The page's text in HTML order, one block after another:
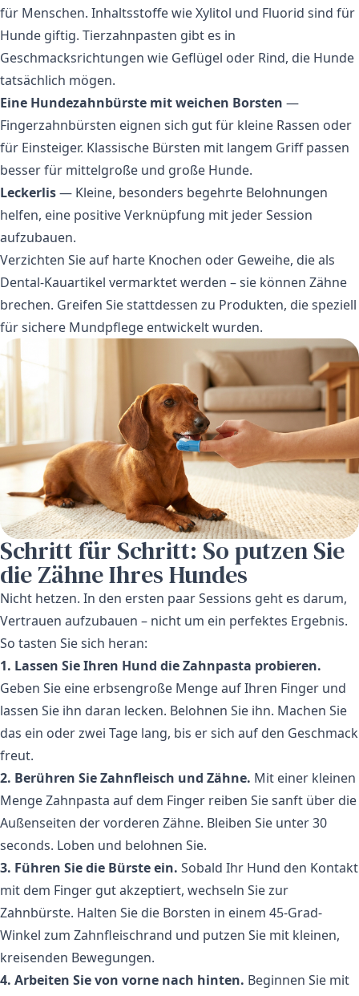
für Menschen. Inhaltsstoffe wie Xylitol und Fluorid sind für
Hunde giftig. Tierzahnpasten gibt es in
Geschmacksrichtungen wie Geflügel oder Rind, die Hunde
tatsächlich mögen.
Eine Hundezahnbürste mit weichen Borsten —
Fingerzahnbürsten eignen sich gut für kleine Rassen oder
für Einsteiger. Klassische Bürsten mit langem Griff passen
besser für mittelgroße und große Hunde.
Leckerlis— Kleine, besonders begehrte Belohnungen
helfen, eine positive Verknüpfung mit jeder Session
aufzubauen.
Verzichten Sie auf harte Knochen oder Geweihe, die als
Dental-Kauartikel vermarktet werden – sie können Zähne
brechen. Greifen Sie stattdessen zu Produkten, die speziell
für sichere Mundpflege entwickelt wurden.
Schritt für Schritt: So putzen Sie
die Zähne Ihres Hundes
Nicht hetzen. In den ersten paar Sessions geht es darum,
Vertrauen aufzubauen – nicht um ein perfektes Ergebnis.
So tasten Sie sich heran:
1. Lassen Sie Ihren Hund die Zahnpasta probieren.
Geben Sie eine erbsengroße Menge auf Ihren Finger und
lassen Sie ihn daran lecken. Belohnen Sie ihn. Machen Sie
das ein oder zwei Tage lang, bis er sich auf den Geschmack
freut.
2. Berühren Sie Zahnfleisch und Zähne. Mit einer kleinen
Menge Zahnpasta auf dem Finger reiben Sie sanft über die
Außenseiten der vorderen Zähne. Bleiben Sie unter 30
seconds. Loben und belohnen Sie.
3. Führen Sie die Bürste ein. Sobald Ihr Hund den Kontakt
mit dem Finger gut akzeptiert, wechseln Sie zur
Zahnbürste. Halten Sie die Borsten in einem 45-Grad-
Winkel zum Zahnfleischrand und putzen Sie mit kleinen,
kreisenden Bewegungen.
4. Arbeiten Sie von vorne nach hinten. Beginnen Sie mit